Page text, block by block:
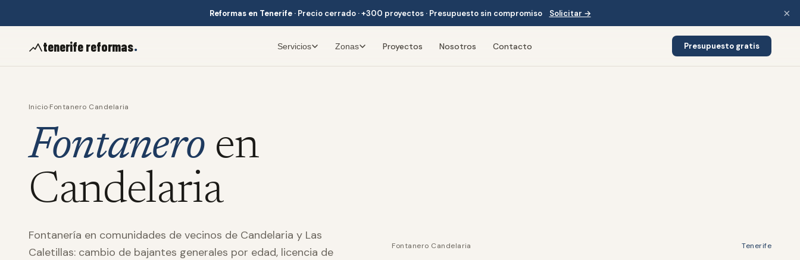
Reformas en Tenerife· Precio cerrado · +300 proyectos · Presupuesto sin compromiso Solicitar → ×
tenerife reformas. Servicios Zonas Proyectos Nosotros Contacto Presupuesto gratis
Inicio·Fontanero Candelaria
Fontanero en
Candelaria
Fontanería en comunidades de vecinos de Candelaria y Las
Caletillas: cambio de bajantes generales por edad, licencia de
Fontanero Candelaria Tenerife